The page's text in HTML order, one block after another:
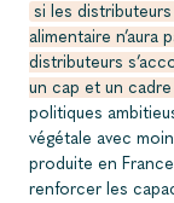
si les
alimentaire n’aura
distributeurs
un cap et un
politiques
végétale avec
produite en
renforcer les